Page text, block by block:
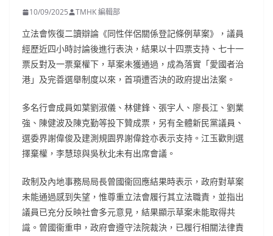
10/09/2025 TMHK 編輯部
立法會恢復二讀辯論《同性伴侶關係登記條例草案》，議員
經歷近四小時討論後進行表決，結果以十四票支持、七十一
票反對及一票棄權下，草案未獲通過，成為落實「愛國者治
港」及完善選舉制度以來，首項遭否決的政府提出法案。
多名行會成員如葉劉淑儀、林健鋒、張宇人、廖長江、劉業
強、陳健波及陳克勤等投下贊成票，另有全體新民黨議員、
選委界謝偉俊及建測規園界謝偉銓亦表示支持。江玉歡則選
擇棄權，李慧琼與吳秋北未有出席會議。
政制及內地事務局局長曾國衞回應結果時表示，政府對草案
未能通過感到失望，惟尊重立法會履行其立法職責，並指出
議員已充分反映社會多元意見，結果顯示草案未能取得共
識。曾國衞重申，政府會遵守法院裁決，已履行相關法律責